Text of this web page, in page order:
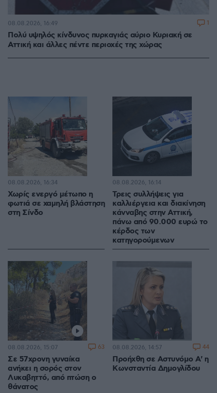
Πολύ υψηλός κίνδυνος πυρκαγιάς αύριο Κυριακή σε
Αττική και άλλες πέντε περιοχές της χώρας
08.08.2026, 16:49 1
Χωρίς ενεργό μέτωπο η
φωτιά σε χαμηλή βλάστηση
στη Σίνδο
08.08.2026, 16:34
Τρεις συλλήψεις για
καλλιέργεια και διακίνηση
κάνναβης στην Αττική,
πάνω από 90.000 ευρώ το
κέρδος των
κατηγορούμενων
08.08.2026, 16:14
Σε 57χρονη γυναίκα
ανήκει η σορός στον
Λυκαβηττό, από πτώση ο
θάνατος
08.08.2026, 15:07 63
Προήχθη σε Αστυνόμο Α' η
Κωνσταντία Δημογλίδου
08.08.2026, 14:57 44